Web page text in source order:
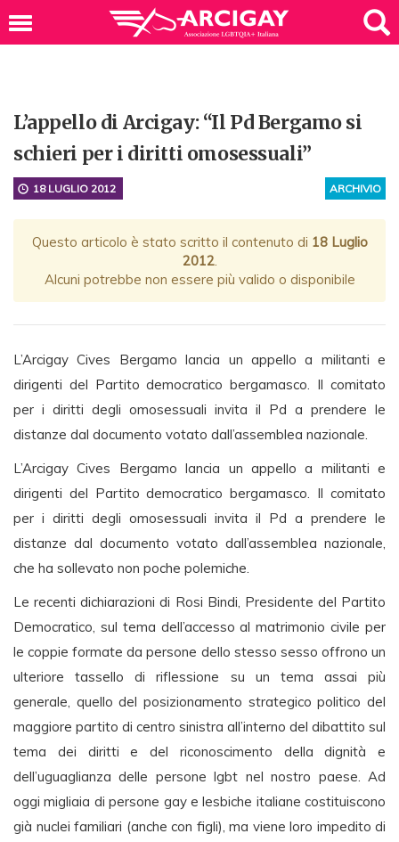
L’appello di Arcigay: “Il Pd Bergamo si
schieri per i diritti omosessuali”
ARCHIVIO
18 LUGLIO 2012
Questo articolo è stato scritto il contenuto di 18 Luglio
2012.
Alcuni potrebbe non essere più valido o disponibile
L’Arcigay Cives Bergamo lancia un appello a militanti e
dirigenti del Partito democratico bergamasco. Il comitato
per i diritti degli omosessuali invita il Pd a prendere le
distanze dal documento votato dall’assemblea nazionale.
L’Arcigay Cives Bergamo lancia un appello a militanti e
dirigenti del Partito democratico bergamasco. Il comitato
per i diritti degli omosessuali invita il Pd a prendere le
distanze dal documento votato dall’assemblea nazionale,
che ha sollevato non poche polemiche.
Le recenti dichiarazioni di Rosi Bindi, Presidente del Partito
Democratico, sul tema dell’accesso al matrimonio civile per
le coppie formate da persone dello stesso sesso offrono un
ulteriore tassello di riflessione su un tema assai più
generale, quello del posizionamento strategico politico del
maggiore partito di centro sinistra all’interno del dibattito sul
tema dei diritti e del riconoscimento della dignità e
dell’uguaglianza delle persone lgbt nel nostro paese. Ad
oggi migliaia di persone gay e lesbiche italiane costituiscono
già nuclei familiari (anche con figli), ma viene loro impedito di